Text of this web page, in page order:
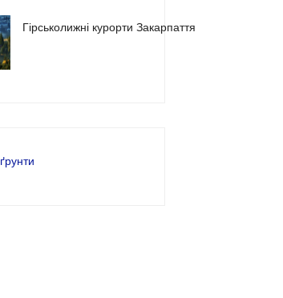
Гірськолижні курорти Закарпаття